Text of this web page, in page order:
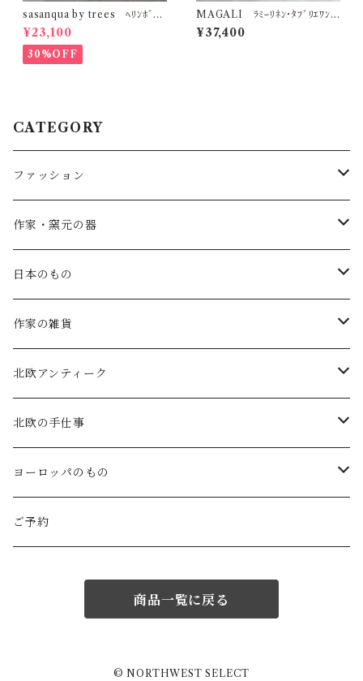
sasanqua by trees ﾍﾘﾝﾎﾞｰﾝ
ﾜｰｸｵｰﾙ (ｱｲﾎﾞﾘｰ) AN-313
¥23,100
30%OFF
MAGALI ﾗﾐｰﾘﾈﾝ･ﾀﾌﾞﾘｴﾜﾝ
ﾋﾟｰｽ (ﾌｫﾚｽﾄｸﾞﾘｰﾝ) OP205G
R
¥37,400
CATEGORY
ファッション
SALE
atelier naruse
atelier naruse (ﾌｫｰﾏﾙ)
MAGALI
Gauze#
ROBE de PEAU
LABORATORY
Atelier d'antan (ｳｪｱ)
Atelier d'antan (ｱｸｾｻﾘｰ)
作家・窯元の器
矢島操(器)
小鹿田焼の器
中川紀夫(器)
斉藤幸代（器）
icura(木工）
でく工房(ガラス)
日本のもの
コーヒーの道具
鳥越の竹細工(岩手)
わら細工たくぼ(宮崎)
南部鉄器(岩手)
佐渡の釜敷(新潟)
ガラスの保存瓶
工房アイザワ(新潟)
作家の雑貨
habotan
幸生窯
kitona(木製ﾌﾞﾛｰﾁ)
edge(革ﾌﾞﾛｰﾁ)
ninon(白樺ﾌﾞﾛｰﾁ)
北欧アンティーク
ARABIA・iittala
グラスウェア
Kronjyden/B&G
Rorstrand・Gefle
北欧の手仕事
白樺の雑貨
白樺のオーナメント
ラトビアの民芸品
ヨーロッパのもの
スウェーデン
Coltello (ｶﾄﾗﾘｰ)
Bjorklund (ｹｰｷｻｰﾊﾞｰ)
Creamore Mill (木製品)
ご予約
商品一覧に戻る
© NORTHWEST SELECT